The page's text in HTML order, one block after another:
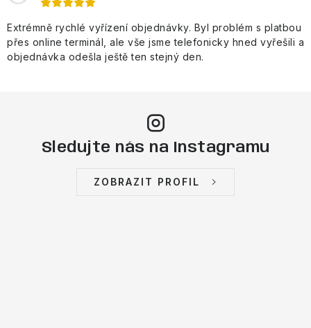
Extrémně rychlé vyřízení objednávky. Byl problém s platbou
přes online terminál, ale vše jsme telefonicky hned vyřešili a
objednávka odešla ještě ten stejný den.
Sledujte nás na Instagramu
ZOBRAZIT PROFIL